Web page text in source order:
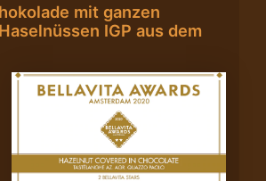
mit ganzen
IGP aus dem